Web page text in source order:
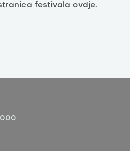
festivala ovdje.